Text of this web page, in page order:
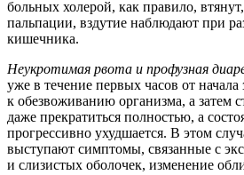
больных холерой, как правило,
пальпации, вздутие наблюдают при
кишечника.
Неукротимая рвота и профузная
уже в течение первых часов от начала
к обезвоживанию организма, а затем
даже прекратиться полностью, а
прогрессивно ухудшается. В этом
выступают симптомы, связанные с
и слизистых оболочек, изменение